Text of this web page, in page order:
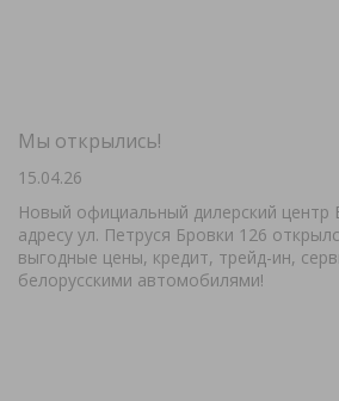
Мы открылись!
15.04.26
Новый официальный дилерский центр
адресу ул. Петруся Бровки 126
выгодные цены, кредит, трейд-ин,
белорусскими автомобилями!